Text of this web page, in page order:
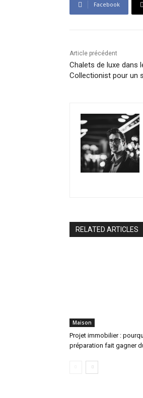
Facebook
Article précédent
Chalets de luxe dans
Collectionist pour un
RELATED ARTICLES
Maison
Projet immobilier :
préparation fait gagner